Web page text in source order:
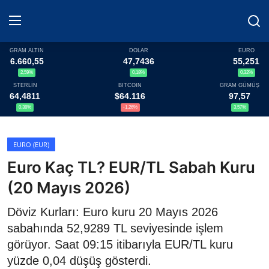
Haberler
Döviz
Altın Fiyatları
Döviz Kurları
Fonlar
Kripto Paralar
Çeviriciler
GRAM ALTIN
6.660,55
2,59%
DOLAR
47,7436
0,18%
EURO
55,251
0,32%
STERLİN
64,4811
0,38%
BITCOIN
$64.116
-1,26%
GRAM GÜMÜŞ
97,57
3,57%
EURO (EUR)
Euro Kaç TL? EUR/TL Sabah Kuru
(20 Mayıs 2026)
Döviz Kurları: Euro kuru 20 Mayıs 2026
sabahında 52,9289 TL seviyesinde işlem
görüyor. Saat 09:15 itibarıyla EUR/TL kuru
yüzde 0,04 düşüş gösterdi.